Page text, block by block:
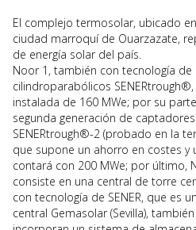
El complejo termosolar, ubicado
ciudad marroquí de Ouarzazate,
de energía solar del país.
Noor 1, también con tecnología
cilindroparabólicos
instalada de 160 MWe; por su
segunda generación de captadores
SENERtrough®-2 (probado en la
que supone un ahorro en costes y
contará con 200 MWe; por último,
consiste en una central de torre
con tecnología de SENER, que es
central Gemasolar (Sevilla), también